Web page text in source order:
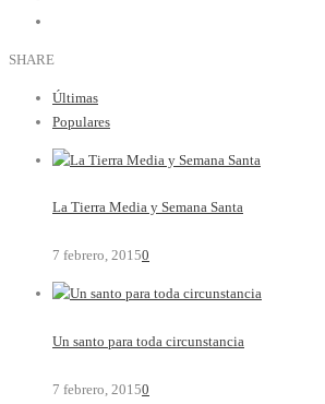
SHARE
Últimas
Populares
La Tierra Media y Semana Santa
7 febrero, 20150
Un santo para toda circunstancia
7 febrero, 20150